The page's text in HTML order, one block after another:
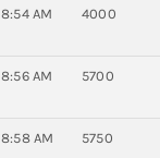
8:54 AM 4000
8:56 AM 5700
8:58 AM 5750